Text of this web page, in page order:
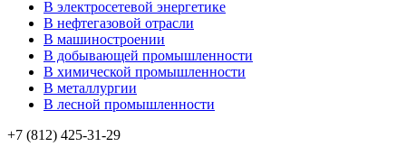
В электросетевой энергетике
В нефтегазовой отрасли
В машиностроении
В добывающей промышленности
В химической промышленности
В металлургии
В лесной промышленности
+7 (812) 425-31-29